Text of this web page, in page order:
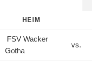
HEIM
FSV Wacker
Gotha
vs.